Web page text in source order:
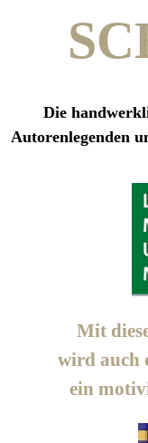
Die
Autorenlegenden
Mit
wird auch
ein